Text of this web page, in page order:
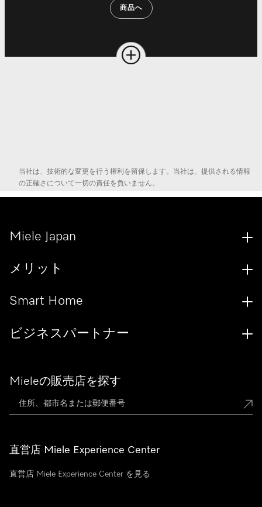
商品へ
当社は、技術的な変更を行う権利を留保します。当社は、提供される情報
の正確さについて一切の責任を負いません。
Mieleの販売店を探す
直営店 Miele Experience Center
直営店 Miele Experience Center を見る
Miele Japan
メリット
Smart Home
ビジネスパートナー